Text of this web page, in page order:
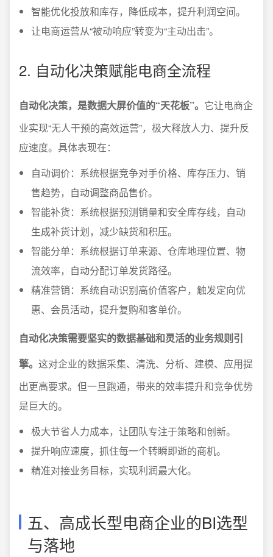
智能优化投放和库存，降低成本，提升利润空间。
让电商运营从“被动响应”转变为“主动出击”。
2. 自动化决策赋能电商全流程
自动化决策，是数据大屏价值的“天花板”。 它让电商企
业实现“无人干预的高效运营”，极大释放人力、提升反
应速度。具体表现在：
自动调价：系统根据竞争对手价格、库存压力、销
售趋势，自动调整商品售价。
智能补货：系统根据预测销量和安全库存线，自动
生成补货计划，减少缺货和积压。
智能分单：系统根据订单来源、仓库地理位置、物
流效率，自动分配订单发货路径。
精准营销：系统自动识别高价值客户，触发定向优
惠、会员活动，提升复购和客单价。
自动化决策需要坚实的数据基础和灵活的业务规则引
擎。 这对企业的数据采集、清洗、分析、建模、应用提
出更高要求。但一旦跑通，带来的效率提升和竞争优势
是巨大的。
极大节省人力成本，让团队专注于策略和创新。
提升响应速度，抓住每一个转瞬即逝的商机。
精准对接业务目标，实现利润最大化。
五、高成长型电商企业的BI选型
与落地